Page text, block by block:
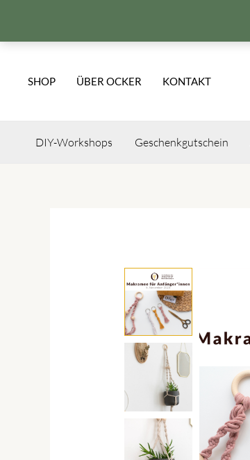
springen
SHOP ÜBER OCKER KONTAKT
DIY-Workshops Geschenkgutschein